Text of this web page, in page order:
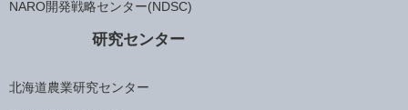
NARO開発戦略センター(NDSC)
研究センター
北海道農業研究センター